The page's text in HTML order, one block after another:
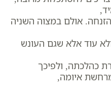
אולם במצוה השניה
עוד אלא שגם העונש
כהלכתה, ולפיכך
איומה,